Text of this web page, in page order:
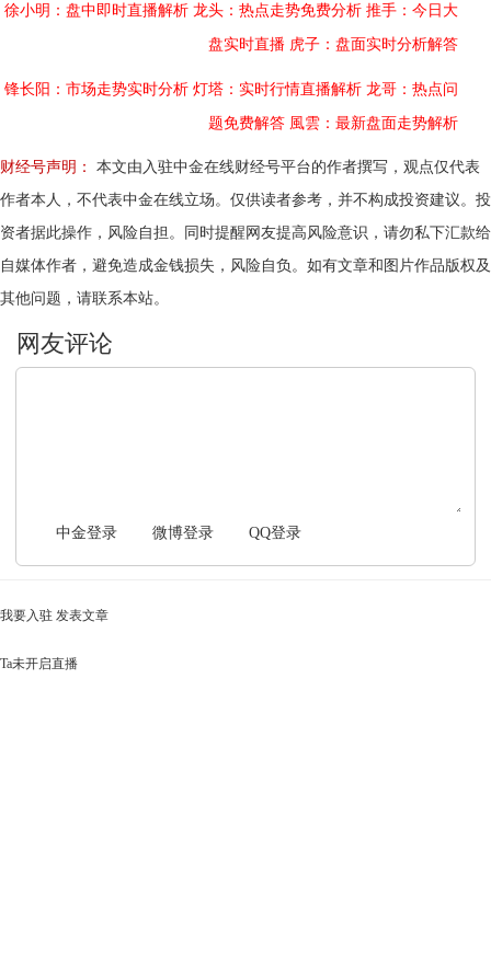
徐小明：盘中即时直播解析 龙头：热点走势免费分析 推手：今日大
盘实时直播 虎子：盘面实时分析解答
锋长阳：市场走势实时分析 灯塔：实时行情直播解析 龙哥：热点问
题免费解答 風雲：最新盘面走势解析
财经号声明：
本文由入驻中金在线财经号平台的作者撰写，观点仅代表
作者本人，不代表中金在线立场。仅供读者参考，并不构成投资建议。投
资者据此操作，风险自担。同时提醒网友提高风险意识，请勿私下汇款给
自媒体作者，避免造成金钱损失，风险自负。如有文章和图片作品版权及
其他问题，请联系本站。
中金登录 微博登录 QQ登录
我要入驻 发表文章
Ta未开启直播